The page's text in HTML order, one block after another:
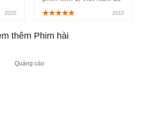
Vũ Ngọc Đãng đạo diễn.
Vương có sự xuất hiện
thêm Phim hài